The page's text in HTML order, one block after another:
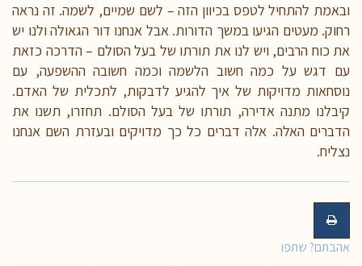
ובאמת להתחיל לטפס בכיוון הזה – לשם שמיים, לשמה. זה נראה
רחוק. מעטים הגיעו במשך הדורות. אבל אנחנו דור הגאולה ולנו יש
את כוח הרבים, ויש לנו את תורתו של בעל הסולם – הדרכה כזאת
עם דגש על כמה חשוב הלשמה וכמה חשובה ההשפעה, עם
נוסחאות מדויקות של איך להגיע לדבקות, לתכלית של האדם.
קיבלנו מתנה אדירה, תורתו של בעל הסולם. תחזרו, תשנו את
הדברים האלה. אלה דברים כל כך מדויקים ובעזרת השם אנחנו
נצליח.
אהבתם? שתפו